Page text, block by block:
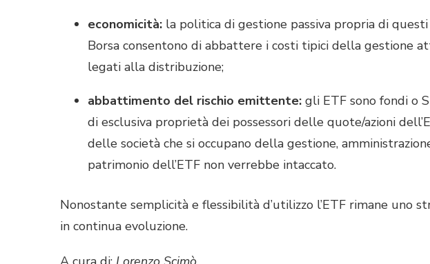
economicità: la politica di gestione passiva propria di
Borsa consentono di abbattere i costi tipici della gestione
legati alla distribuzione;
abbattimento del rischio emittente: gli ETF sono fondi o
di esclusiva proprietà dei possessori delle quote/azioni
delle società che si occupano della gestione,
patrimonio dell’ETF non verrebbe intaccato.
Nonostante semplicità e flessibilità d’utilizzo l’ETF rimane uno
in continua evoluzione.